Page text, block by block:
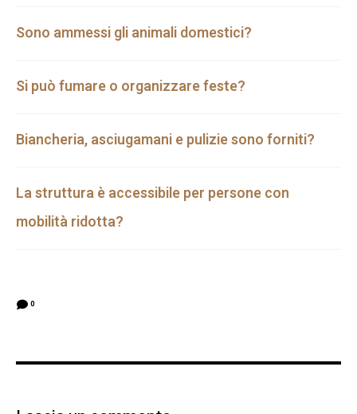
Sono ammessi gli animali domestici?
Si può fumare o organizzare feste?
Biancheria, asciugamani e pulizie sono forniti?
La struttura è accessibile per persone con
mobilità ridotta?
0